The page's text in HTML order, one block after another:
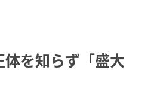
を知らず「盛大